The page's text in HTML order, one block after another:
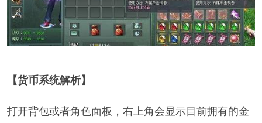
【货币系统解析】
打开背包或者角色面板，右上角会显示目前拥有的金